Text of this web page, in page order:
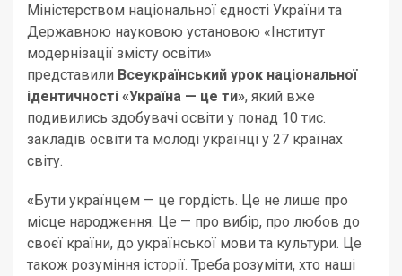
Міністерством національної єдності України та
Державною науковою установою «Інститут
модернізації змісту освіти»
представили Всеукраїнський урок національної
ідентичності «Україна — це ти», який вже
подивились здобувачі освіти у понад 10 тис.
закладів освіти та молоді українці у 27 країнах
світу.
«Бути українцем — це гордість. Це не лише про
місце народження. Це — про вибір, про любов до
своєї країни, до української мови та культури. Це
також розуміння історії. Треба розуміти, хто наші